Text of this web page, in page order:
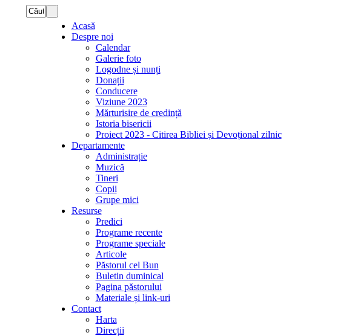
Acasă
Despre noi
Calendar
Galerie foto
Logodne și nunți
Donații
Conducere
Viziune 2023
Mărturisire de credință
Istoria bisericii
Proiect 2023 - Citirea Bibliei și Devoțional zilnic
Departamente
Administrație
Muzică
Tineri
Copii
Grupe mici
Resurse
Predici
Programe recente
Programe speciale
Articole
Păstorul cel Bun
Buletin duminical
Pagina păstorului
Materiale și link-uri
Contact
Harta
Direcții